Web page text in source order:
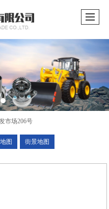
市场206号
图 街景地图